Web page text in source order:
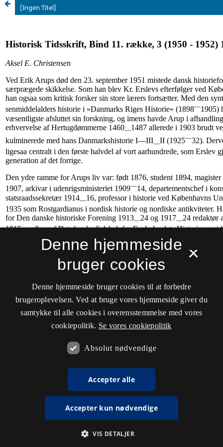
[Ingen Titel]
×
Denne hjemmeside
bruger cookies
Denne hjemmeside bruger cookies til at forbedre
brugeroplevelsen. Ved at bruge vores hjemmeside giver du
samtykke til alle cookies i overensstemmelse med vores
cookiepolitik. Se vores cookiepolitik
Absolut nødvendige
Accepter alle
Accepter kun nødvendige
VIS DETALJER